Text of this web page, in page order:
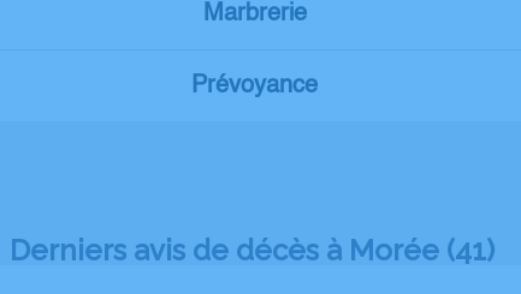
Marbrerie
Prévoyance
Derniers avis de décès à Morée (41)